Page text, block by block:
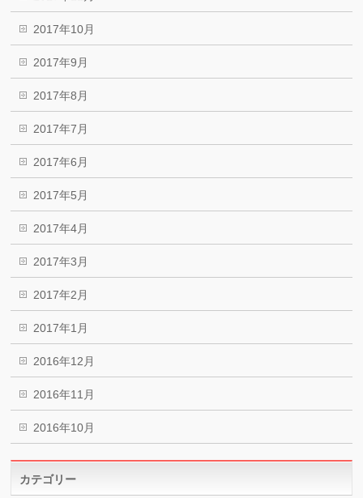
2017年10月
2017年9月
2017年8月
2017年7月
2017年6月
2017年5月
2017年4月
2017年3月
2017年2月
2017年1月
2016年12月
2016年11月
2016年10月
カテゴリー